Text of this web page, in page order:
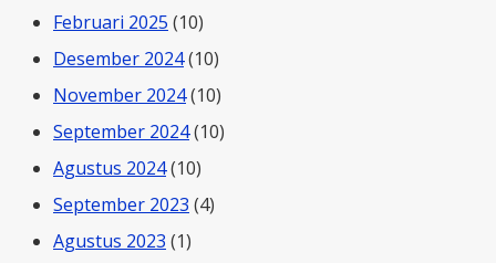
Februari 2025 (10)
Desember 2024(10)
November 2024(10)
September 2024(10)
Agustus 2024(10)
September 2023 (4)
Agustus 2023 (1)